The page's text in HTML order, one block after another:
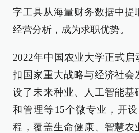
字工具从海量财务数据中提
经营分析，成为求职优势。
2022年中国农业大学正式
扣国家重大战略与经济社会
设了未来种业、人工智能基
和管理等15个微专业，开
程，覆盖生命健康、智慧农